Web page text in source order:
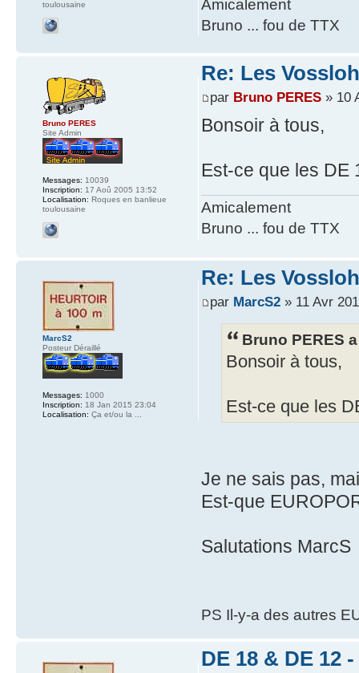
Amicalement
Bruno ... fou de TTX
toulousaine
Re: Les
par Bruno PERES» 10
Bonsoir à tous,
Est-ce que les DE
Amicalement
Bruno ... fou de TTX
Bruno PERES
Site Admin
Messages: 10039
Inscription: 17 Aoû 2005 13:52
Localisation: Roques en banlieue
toulousaine
Re: Les
par MarcS2» 11 Avr
Bruno PERES
Bonsoir à tous,
Est-ce que les
Je ne sais pas,
Est-que
Salutations MarcS
PS Il-y-a des autres
MarcS2
Posteur Déraillé
Messages: 1000
Inscription: 18 Jan 2015 23:04
Localisation: Ça et/ou la ...
DE 18 & DE 12